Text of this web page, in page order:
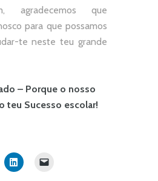
agradecemos que
para que possamos
te neste teu grande
– Porque o nosso
teu Sucesso escolar!